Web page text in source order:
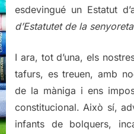
esdevingué un Estatut
d’Estatutet de la
I ara, tot d’una, els
tafurs, es treuen, amb
de la màniga i ens
constitucional. Això sí,
infants de bolquers,